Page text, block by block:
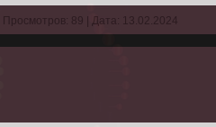
| Просмотров: 89 | Дата: 13.02.2024